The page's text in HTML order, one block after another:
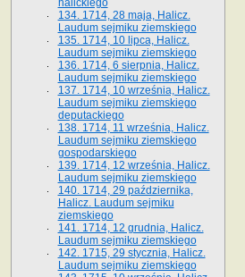
halickiego
134. 1714, 28 maja, Halicz.
Laudum sejmiku ziemskiego
135. 1714, 10 lipca, Halicz.
Laudum sejmiku ziemskiego
136. 1714, 6 sierpnia, Halicz.
Laudum sejmiku ziemskiego
137. 1714, 10 września, Halicz.
Laudum sejmiku ziemskiego
deputackiego
138. 1714, 11 września, Halicz.
Laudum sejmiku ziemskiego
gospodarskiego
139. 1714, 12 września, Halicz.
Laudum sejmiku ziemskiego
140. 1714, 29 października,
Halicz. Laudum sejmiku
ziemskiego
141. 1714, 12 grudnia, Halicz.
Laudum sejmiku ziemskiego
142. 1715, 29 stycznia, Halicz.
Laudum sejmiku ziemskiego